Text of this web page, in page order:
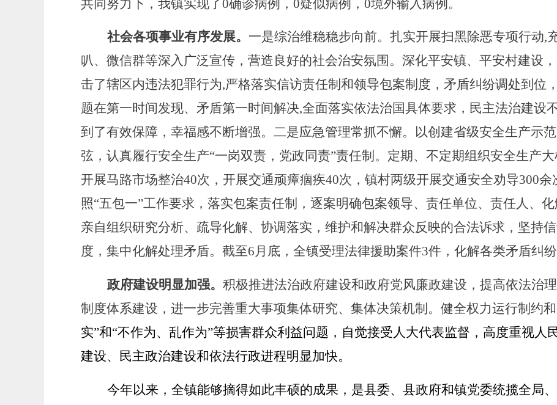
共同努力下，我镇实现了0确诊病例，0疑似病例，0境外输入病例。
社会各项事业有序发展。 一是综治维稳稳步向前。 扎实开展扫黑除恶专项行动,
叭、微信群等深入广泛宣传，营造良好的社会治安氛围。深化平安镇、平安村建设
击了辖区内违法犯罪行为,严格落实信访责任制和领导包案制度，矛盾纠纷调处到位
题在第一时间发现、矛盾第一时间解决,全面落实依法治国具体要求，民主法治建设
到了有效保障，幸福感不断增强。 二是应急管理常抓不懈。
以创建省级安全生产示
弦，认真履行安全生产“一岗双责，党政同责”责任制。定期、不定期组织安全生产
开展马路市场整治40次，开展交通顽瘴痼疾40次，镇村两级开展交通安全劝导300余
照“五包一”工作要求，落实包案责任制，逐案明确包案领导、责任单位、责任人、
亲自组织研究分析、疏导化解、协调落实，维护和解决群众反映的合法诉求，坚持
度，集中化解处理矛盾。截至6月底，全镇受理法律援助案件3件，化解各类矛盾纠纷
政府建设明显加强。 积极推进法治政府建设和政府党风廉政建设，提高依法治
制度体系建设，进一步完善重大事项集体研究、集体决策机制。健全权力运行制约
实”和“不作为、乱作为”等损害群众利益问题，自觉接受人大代表监督，高度重视人
建设、民主政治建设和依法行政进程明显加快。
今年以来，全镇能够摘得如此丰硕的成果，是县委、县政府和镇党委统揽全局